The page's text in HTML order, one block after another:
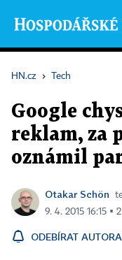
HN.cz › Tech
Google
reklam, za
oznámil
Otakar Schön
9. 4. 2015 16:15 ▪
ODEBÍRAT AUTORA